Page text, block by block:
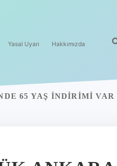
Yasal Uyarı Hakkımızda
65 YAŞ INDIRIMI VAR